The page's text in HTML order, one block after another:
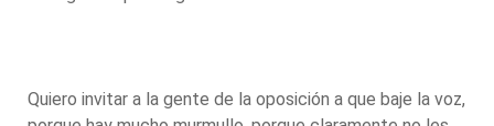
Quiero invitar a la gente de la oposición a que baje la voz,